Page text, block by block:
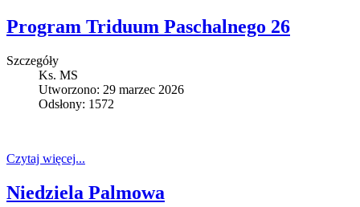
Program Triduum Paschalnego 26
Szczegóły
Ks. MS
Utworzono: 29 marzec 2026
Odsłony: 1572
Czytaj więcej...
Niedziela Palmowa